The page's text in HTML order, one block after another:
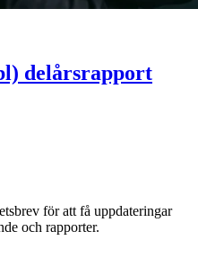
delårsrapport
för att få uppdateringar
och rapporter.